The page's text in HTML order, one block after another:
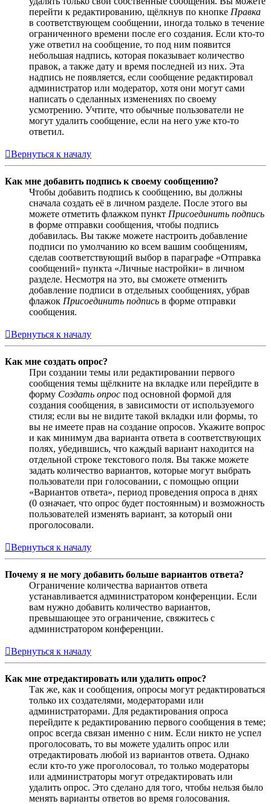
перейти к редактированию, щёлкнув по кнопке Правка
в соответствующем сообщении, иногда только в течение
ограниченного времени после его создания. Если кто-то
уже ответил на сообщение, то под ним появится
небольшая надпись, которая показывает количество
правок, а также дату и время последней из них. Эта
надпись не появляется, если сообщение редактировал
администратор или модератор, хотя они могут сами
написать о сделанных изменениях по своему
усмотрению. Учтите, что обычные пользователи не
могут удалить сообщение, если на него уже кто-то
ответил.
Вернуться к началу
Как мне добавить подпись к своему сообщению?
Чтобы добавить подпись к сообщению, вы должны
сначала создать её в личном разделе. После этого вы
можете отметить флажком пункт Присоединить подпись
в форме отправки сообщения, чтобы подпись
добавилась. Вы также можете настроить добавление
подписи по умолчанию ко всем вашим сообщениям,
сделав соответствующий выбор в параграфе «Отправка
сообщений» пункта «Личные настройки» в личном
разделе. Несмотря на это, вы сможете отменить
добавление подписи в отдельных сообщениях, убрав
флажок Присоединить подпись в форме отправки
сообщения.
Вернуться к началу
Как мне создать опрос?
При создании темы или редактировании первого
сообщения темы щёлкните на вкладке или перейдите в
форму Создать опрос под основной формой для
создания сообщения, в зависимости от используемого
стиля; если вы не видите такой вкладки или формы, то
вы не имеете прав на создание опросов. Укажите вопрос
и как минимум два варианта ответа в соответствующих
полях, убедившись, что каждый вариант находится на
отдельной строке текстового поля. Вы также можете
задать количество вариантов, которые могут выбрать
пользователи при голосовании, с помощью опции
«Вариантов ответа», период проведения опроса в днях
(0 означает, что опрос будет постоянным) и возможность
пользователей изменять вариант, за который они
проголосовали.
Вернуться к началу
Почему я не могу добавить больше вариантов ответа?
Ограничение количества вариантов ответа
устанавливается администратором конференции. Если
вам нужно добавить количество вариантов,
превышающее это ограничение, свяжитесь с
администратором конференции.
Вернуться к началу
Как мне отредактировать или удалить опрос?
Так же, как и сообщения, опросы могут редактироваться
только их создателями, модераторами или
администраторами. Для редактирования опроса
перейдите к редактированию первого сообщения в теме;
опрос всегда связан именно с ним. Если никто не успел
проголосовать, то вы можете удалить опрос или
отредактировать любой из вариантов ответа. Однако
если кто-то уже проголосовал, то только модераторы
или администраторы могут отредактировать или
удалить опрос. Это сделано для того, чтобы нельзя было
менять варианты ответов во время голосования.